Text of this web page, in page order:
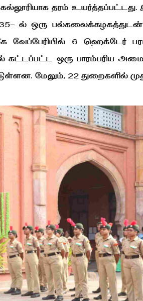
தரம்
ல் ஒரு
6 ஹெக்டேர்
கட்டப்பட்ட ஒரு பாரம்பரிய
மேலும், 22 துறைகளில்